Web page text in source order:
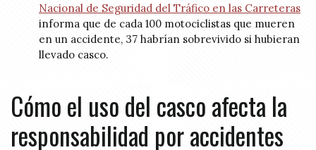
Nacional de Seguridad del Tráfico en las Carreteras
informa que de cada 100 motociclistas que mueren
en un accidente, 37 habrían sobrevivido si hubieran
llevado casco.
Cómo el uso del casco afecta la
responsabilidad por accidentes